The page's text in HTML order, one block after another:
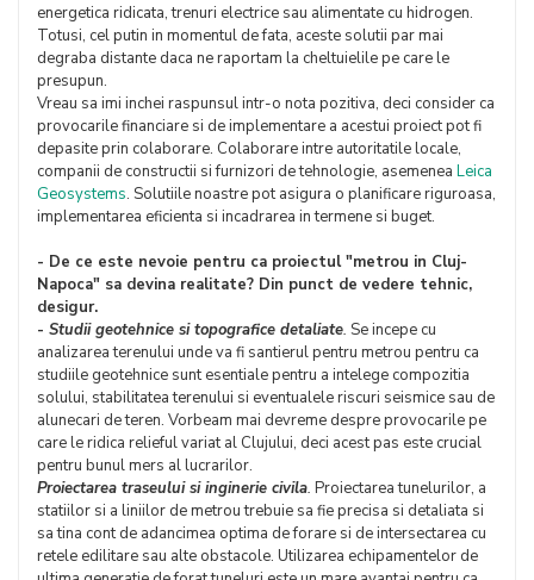
energetica ridicata, trenuri electrice sau alimentate cu hidrogen.
Totusi, cel putin in momentul de fata, aceste solutii par mai
degraba distante daca ne raportam la cheltuielile pe care le
presupun.
Vreau sa imi inchei raspunsul intr-o nota pozitiva, deci consider ca
provocarile financiare si de implementare a acestui proiect pot fi
depasite prin colaborare. Colaborare intre autoritatile locale,
companii de constructii si furnizori de tehnologie, asemenea Leica
Geosystems. Solutiile noastre pot asigura o planificare riguroasa,
implementarea eficienta si incadrarea in termene si buget.
- De ce este nevoie pentru ca proiectul "metrou in Cluj-
Napoca" sa devina realitate? Din punct de vedere tehnic,
desigur.
- Studii geotehnice si topografice detaliate. Se incepe cu
analizarea terenului unde va fi santierul pentru metrou pentru ca
studiile geotehnice sunt esentiale pentru a intelege compozitia
solului, stabilitatea terenului si eventualele riscuri seismice sau de
alunecari de teren. Vorbeam mai devreme despre provocarile pe
care le ridica relieful variat al Clujului, deci acest pas este crucial
pentru bunul mers al lucrarilor.
Proiectarea traseului si inginerie civila. Proiectarea tunelurilor, a
statiilor si a liniilor de metrou trebuie sa fie precisa si detaliata si
sa tina cont de adancimea optima de forare si de intersectarea cu
retele edilitare sau alte obstacole. Utilizarea echipamentelor de